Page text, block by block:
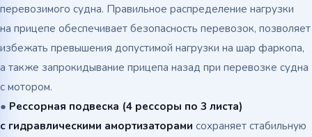
перевозимого судна. Правильное распределение нагрузки
на прицепе обеспечивает безопасность перевозок, позволяет
избежать превышения допустимой нагрузки на шар фаркопа,
а также запрокидывание прицепа назад при перевозке судна
с мотором.
● Рессорная подвеска (4 рессоры по 3 листа)
с гидравлическими амортизаторами сохраняет стабильную